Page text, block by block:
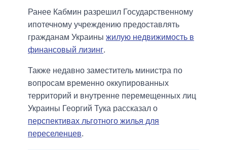
Ранее Кабмин разрешил Государственному
ипотечному учреждению предоставлять
гражданам Украины жилую недвижимость в
финансовый лизинг.
Также недавно заместитель министра по
вопросам временно оккупированных
территорий и внутренне перемещенных лиц
Украины Георгий Тука рассказал о
перспективах льготного жилья для
переселенцев.